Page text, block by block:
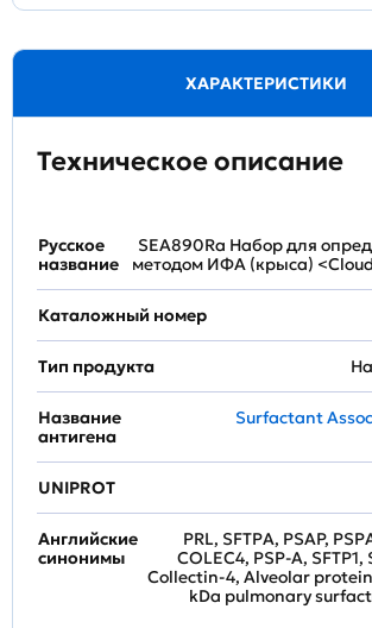
ХАРАКТЕРИСТИКИ
Техническое описание
Русское
название
SEA890Ra Набор для
методом ИФА (крыса)
Каталожный номер
Тип продукта
Название
антигена
Surfactant
UNIPROT
Английские
синонимы
PRL, SFTPA, PSAP,
COLEC4, PSP-A, SFTP1,
Collectin-4, Alveolar
kDa pulmonary